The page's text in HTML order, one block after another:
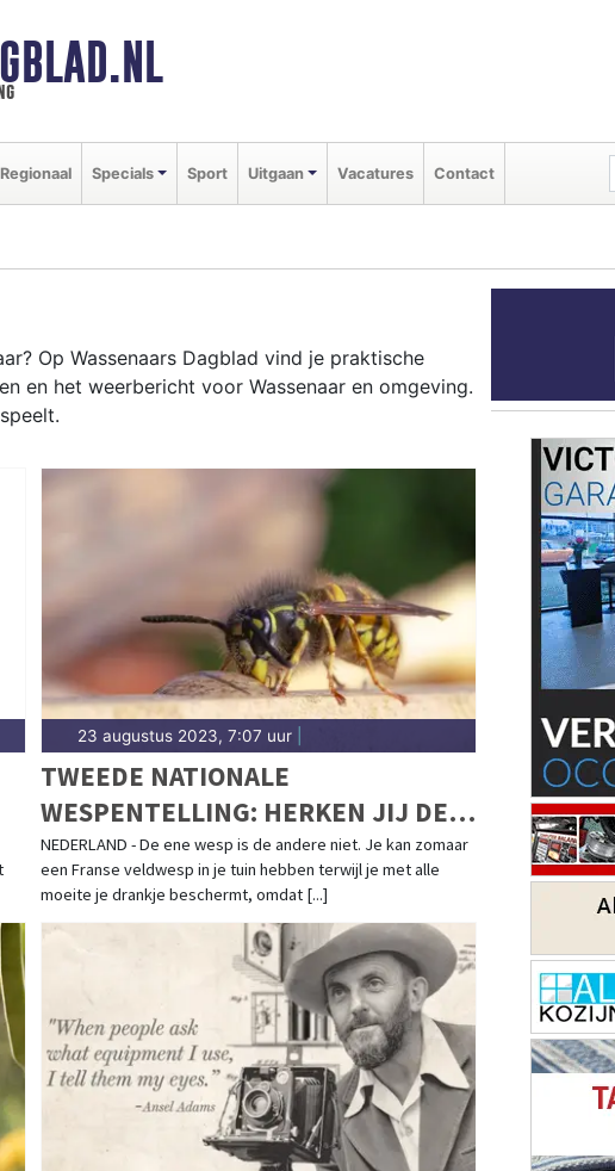
Regionaal Specials Sport Uitgaan Vacatures Contact
Op Wassenaars Dagblad vind je praktische
en het weerbericht voor Wassenaar en omgeving.
23 augustus 2023, 7:07 uur|
TWEEDE NATIONALE
WESPENTELLING: HERKEN JIJ DE
VELDWESP OF STADSREUS?
NEDERLAND - De ene wesp is de andere niet. Je kan zomaar
een Franse veldwesp in je tuin hebben terwijl je met alle
moeite je drankje beschermt, omdat [...]